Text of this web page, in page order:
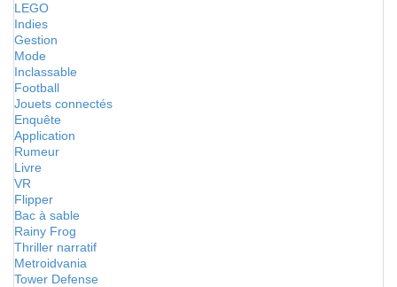
LEGO
Indies
Gestion
Mode
Inclassable
Football
Jouets connectés
Enquête
Application
Rumeur
Livre
VR
Flipper
Bac à sable
Rainy Frog
Thriller narratif
Metroidvania
Tower Defense